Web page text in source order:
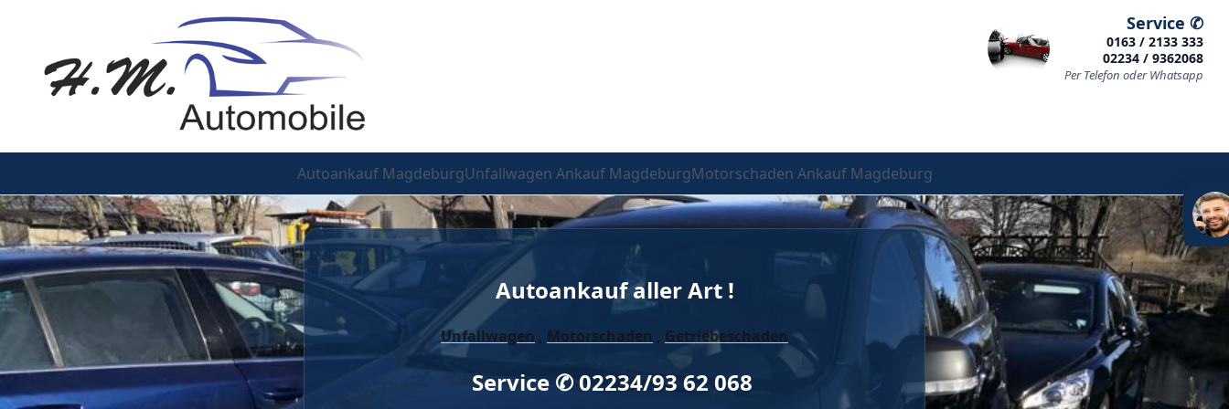
Service ✆
0163 / 2133 333
02234 / 9362068
Per Telefon oder Whatsapp
Autoankauf MagdeburgUnfallwagen Ankauf MagdeburgMotorschaden Ankauf Magdeburg
Autoankauf aller Art !
Unfallwagen , Motorschaden , Getriebeschaden
Service ✆ 02234/93 62 068